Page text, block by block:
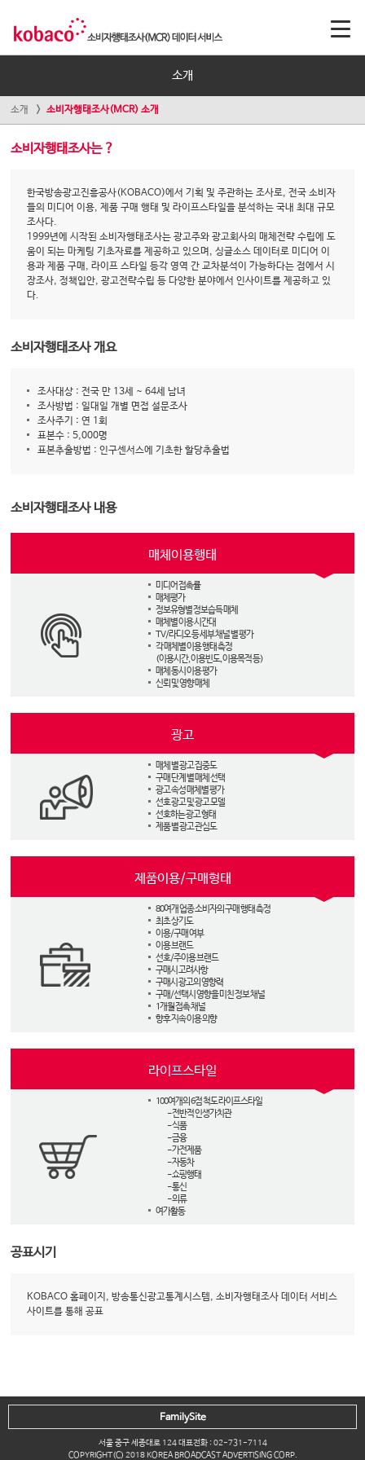
소개
소개 소비자행태조사(MCR) 소개
소비자행태조사는 ?
한국방송광고진흥공사(KOBACO)에서 기획 및 주관하는 조사로, 전국 소비자
들의 미디어 이용, 제품 구매 행태 및 라이프스타일을 분석하는 국내 최대 규모
조사다.
1999년에 시작된 소비자행태조사는 광고주와 광고회사의 매체전략 수립에 도
움이 되는 마케팅 기초자료를 제공하고 있으며, 싱글소스 데이터로 미디어 이
용과 제품 구매, 라이프 스타일 등각 영역 간 교차분석이 가능하다는 점에서 시
장조사, 정책입안, 광고전략수립 등 다양한 분야에서 인사이트를 제공하고 있
다.
소비자행태조사 개요
조사대상 : 전국 만 13세 ~ 64세 남녀
조사방법 : 일대일 개별 면접 설문조사
조사주기 : 연 1회
표본수 : 5,000명
표본추출방법 : 인구센서스에 기초한 할당추출법
소비자행태조사 내용
매체이용행태
미디어 접촉률
매체평가
정보유형별 정보습득 매체
매체별 이용 시간대
TV/라디오 등 세부 채널 별 평가
각 매체별 이용 행태 측정
(이용시간, 이용빈도, 이용목적 등)
매체 동시 이용 평가
신뢰 및 영향 매체
광고
매체 별 광고 집중도
구매 단계 별 매체 선택
광고 속성 매체별 평가
선호 광고 및 광고 모델
선호하는 광고 형태
제품 별 광고 관심도
제품이용/구매형태
80여개 업종 소비자의 구매 행태 측정
최초 상기도
이용/구매 여부
이용 브랜드
선호/주이용 브랜드
구매시 고려사항
구매시 광고의 영향력
구매/선택시 영향을 미친 정보 채널
1개월 접촉 채널
향후 지속 이용 의향
라이프스타일
100여개의 6점 척도 라이프스타일
- 전반적 인생가치관
- 식품
- 금융
- 가전제품
- 자동차
- 쇼핑행태
- 통신
- 의류
여가활동
공표시기
KOBACO 홈페이지, 방송통신광고통계시스템, 소비자행태조사 데이터 서비스
사이트를 통해 공표
서울 중구 세종대로 124 대표전화 : 02-731-7114
COPYRIGHT(C) 2018 KOREA BROADCAST ADVERTISING CORP.
FamilySite